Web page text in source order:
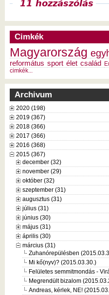
Megjelenítés
11 hozzászólás
Cimkék
Magyarország
református sport élet család
cimkék...
Archivum
2020 (198)
2019 (367)
2018 (366)
2017 (366)
2016 (368)
2015 (367)
december (32)
november (29)
október (32)
szeptember (31)
augusztus (31)
július (31)
június (30)
május (31)
április (30)
március (31)
Zuhanórepülésben
Mi kő(nyv)? (2015.03.30.)
Felületes semmitmondás -
Megrendült bizalom
Andreas, kérlek, NE!